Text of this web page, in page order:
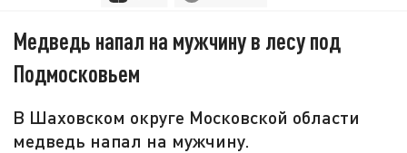
Медведь напал на мужчину в лесу под
Подмосковьем
В Шаховском округе Московской области
медведь напал на мужчину.